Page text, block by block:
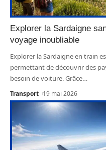
Explorer la Sardaigne
voyage inoubliable
Explorer la Sardaigne en train
permettant de découvrir des
besoin de voiture. Grâce…
Transport 19 mai 2026